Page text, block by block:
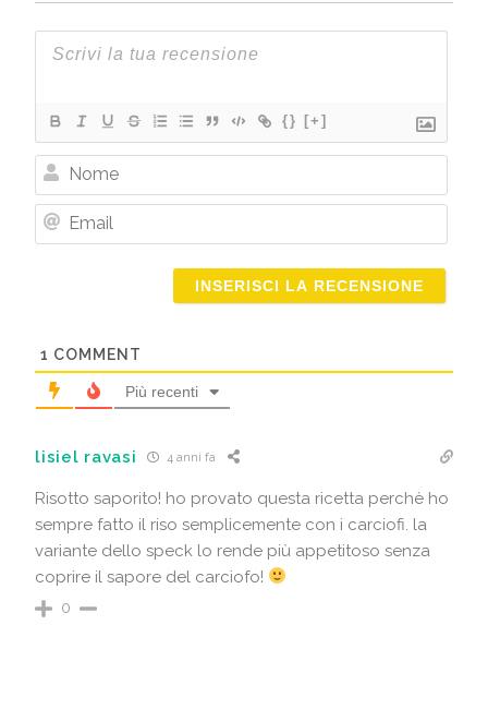
{} [+]
Nome
1 COMMENT
Più recenti
lisiel ravasi 4 anni fa
Risotto saporito! ho provato questa ricetta perchè ho
sempre fatto il riso semplicemente con i carciofi. la
variante dello speck lo rende più appetitoso senza
coprire il sapore del carciofo!
0